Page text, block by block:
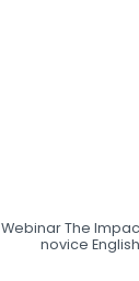
Webinar The
novice